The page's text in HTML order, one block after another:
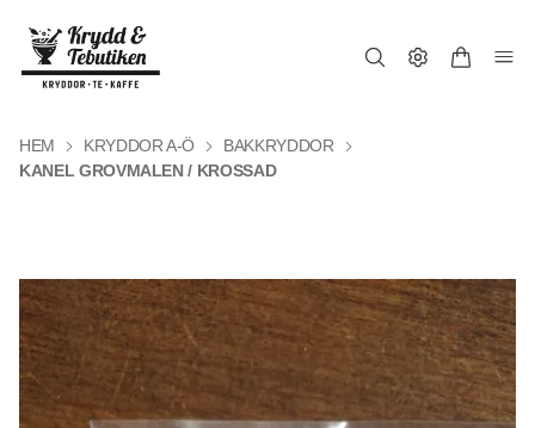
HEM KRYDDOR A-Ö
BAKKRYDDOR
KANEL GROVMALEN / KROSSAD